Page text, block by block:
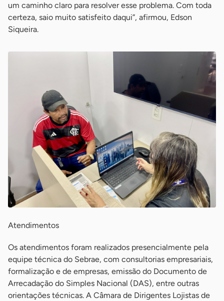
um caminho claro para resolver esse problema. Com toda
certeza, saio muito satisfeito daqui”, afirmou, Edson
Siqueira.
Atendimentos
Os atendimentos foram realizados presencialmente pela
equipe técnica do Sebrae, com consultorias empresariais,
formalização e de empresas, emissão do Documento de
Arrecadação do Simples Nacional (DAS), entre outras
orientações técnicas. A Câmara de Dirigentes Lojistas de